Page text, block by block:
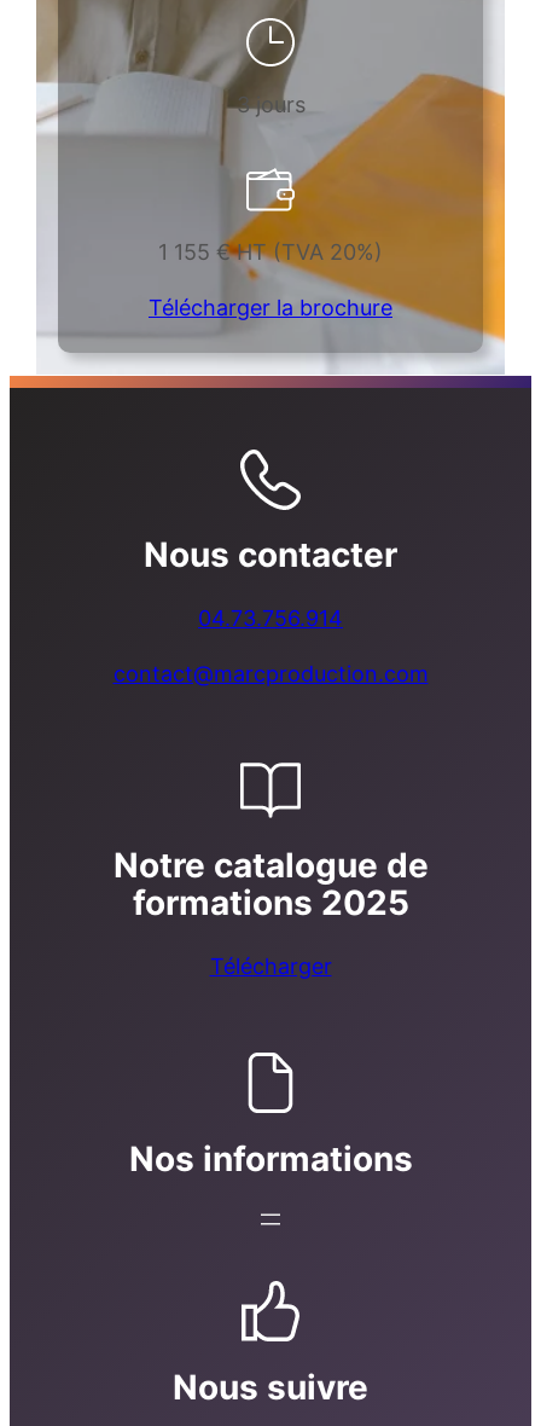
3 jours
1 155 € HT (TVA 20%)
Télécharger la brochure
Nous contacter
04.73.756.914
contact@marcproduction.com
Notre catalogue de
formations 2025
Télécharger
Nos informations
Nous suivre